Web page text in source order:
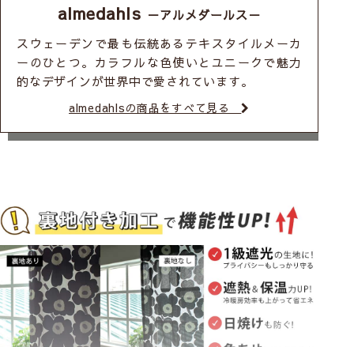
almedahls －アルメダールス－
スウェーデンで最も伝統あるテキスタイルメーカ
ーのひとつ。カラフルな色使いとユニークで魅力
的なデザインが世界中で愛されています。
almedahlsの商品をすべて見る